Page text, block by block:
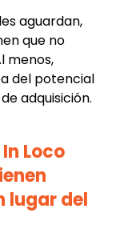
aguardan,
que no
menos,
del potencial
adquisición.
Loco
lugar del